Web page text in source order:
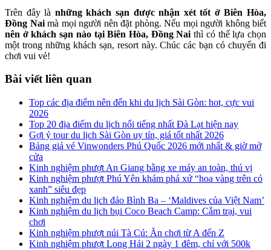
Trên đây là những khách sạn được nhận xét tốt ở Biên Hòa,
Đồng Naimà mọi người nên đặt phòng. Nếu mọi người không biết
nên ở khách sạn nào tại Biên Hòa, Đồng Nai thì có thể lựa chọn
một trong những khách sạn, resort này. Chúc các bạn có chuyến đi
chơi vui vẻ!
Bài viết liên quan
Top các địa điểm nên đến khi du lịch Sài Gòn: hot, cực vui
2026
Top 20 địa điểm du lịch nổi tiếng nhất Đà Lạt hiện nay
Gợi ý tour du lịch Sài Gòn uy tín, giá tốt nhất 2026
Bảng giá vé Vinwonders Phú Quốc 2026 mới nhất & giờ mở
cửa
Kinh nghiệm phượt An Giang bằng xe máy an toàn, thú vị
Kinh nghiệm phượt Phú Yên khám phá xứ “hoa vàng trên cỏ
xanh” siêu đẹp
Kinh nghiệm du lịch đảo Bình Ba – ‘Maldives của Việt Nam’
Kinh nghiệm du lịch bụi Coco Beach Camp: Cắm trại, vui
chơi
Kinh nghiệm phượt núi Tà Cú: Ăn chơi từ A đến Z
Kinh nghiệm phượt Long Hải 2 ngày 1 đêm, chỉ với 500k